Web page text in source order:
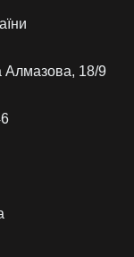
Алмазова, 18/9